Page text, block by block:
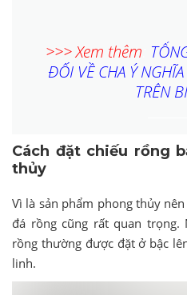
>>> Xem thêm
ĐỐI VỀ CHA Ý
TRÊN
Cách đặt chiếu rồng
thủy
Vì là sản phẩm phong thủy
đá rồng cũng rất quan trọng.
rồng thường được đặt ở bậc
linh.